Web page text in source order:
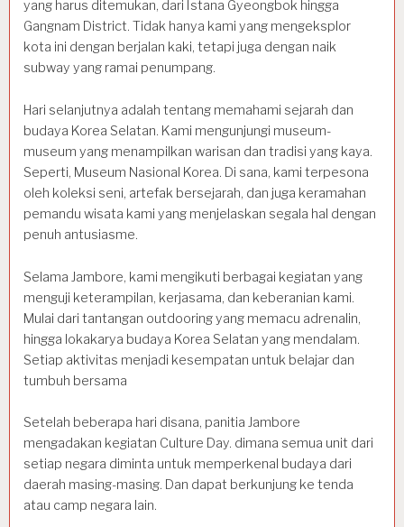
yang harus ditemukan, dari Istana Gyeongbok hingga
Gangnam District. Tidak hanya kami yang mengeksplor
kota ini dengan berjalan kaki, tetapi juga dengan naik
subway yang ramai penumpang.
Hari selanjutnya adalah tentang memahami sejarah dan
budaya Korea Selatan. Kami mengunjungi museum-
museum yang menampilkan warisan dan tradisi yang kaya.
Seperti, Museum Nasional Korea. Di sana, kami terpesona
oleh koleksi seni, artefak bersejarah, dan juga keramahan
pemandu wisata kami yang menjelaskan segala hal dengan
penuh antusiasme.
Selama Jambore, kami mengikuti berbagai kegiatan yang
menguji keterampilan, kerjasama, dan keberanian kami.
Mulai dari tantangan outdooring yang memacu adrenalin,
hingga lokakarya budaya Korea Selatan yang mendalam.
Setiap aktivitas menjadi kesempatan untuk belajar dan
tumbuh bersama
Setelah beberapa hari disana, panitia Jambore
mengadakan kegiatan Culture Day. dimana semua unit dari
setiap negara diminta untuk memperkenal budaya dari
daerah masing-masing. Dan dapat berkunjung ke tenda
atau camp negara lain.